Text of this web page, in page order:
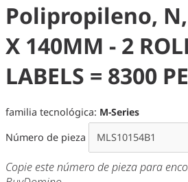
Polipropileno,
X 140MM - 2
LABELS = 8300
familia tecnológica: M-Series
Número de pieza
Copie este número de pieza para